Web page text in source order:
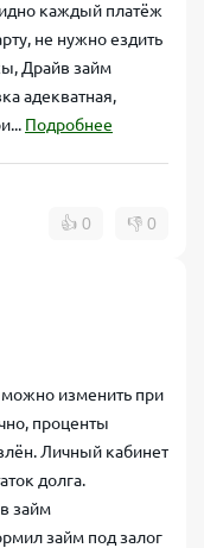
каждый платёж
не нужно ездить
Драйв займ
адекватная,
Подробнее
👍 0 👎 0
можно изменить при
проценты
Личный кабинет
долга.
займ
займ под залог